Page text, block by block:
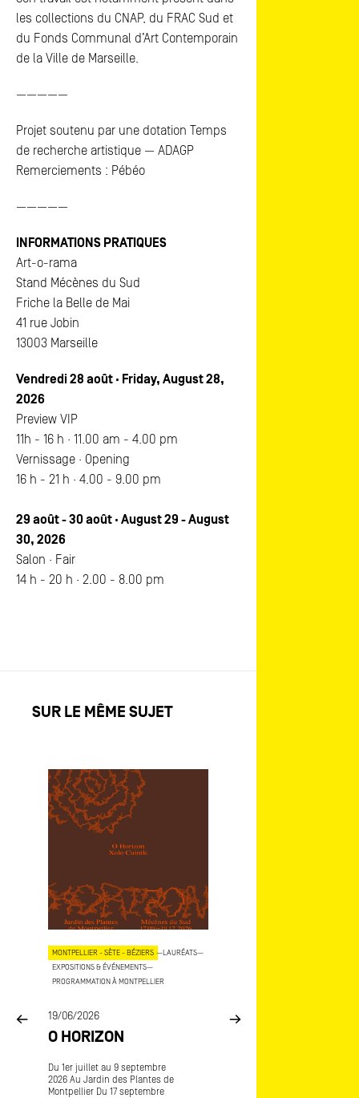
les collections du CNAP, du FRAC Sud et
du Fonds Communal d’Art Contemporain
de la Ville de Marseille.
—————
Projet soutenu par une dotation Temps
de recherche artistique — ADAGP
Remerciements : Pébéo
—————
INFORMATIONS PRATIQUES
Art-o-rama
Stand Mécènes du Sud
Friche la Belle de Mai
41 rue Jobin
13003 Marseille
Vendredi 28 août · Friday, August 28,
2026
Preview VIP
11h - 16 h · 11.00 am - 4.00 pm
Vernissage · Opening
16 h - 21 h · 4.00 - 9.00 pm
29 août - 30 août · August 29 - August
30, 2026
Salon · Fair
14 h - 20 h · 2.00 - 8.00 pm
SUR LE MÊME SUJET
MONTPELLIER - SÈTE - BÉZIERS —LAURÉATS—
EXPOSITIONS & ÉVÉNEMENTS—
PROGRAMMATION À MONTPELLIER
19/06/2026
O HORIZON
Du 1er juillet au 9 septembre
2026 Au Jardin des Plantes de
Montpellier Du 17 septembre
13/05/2026